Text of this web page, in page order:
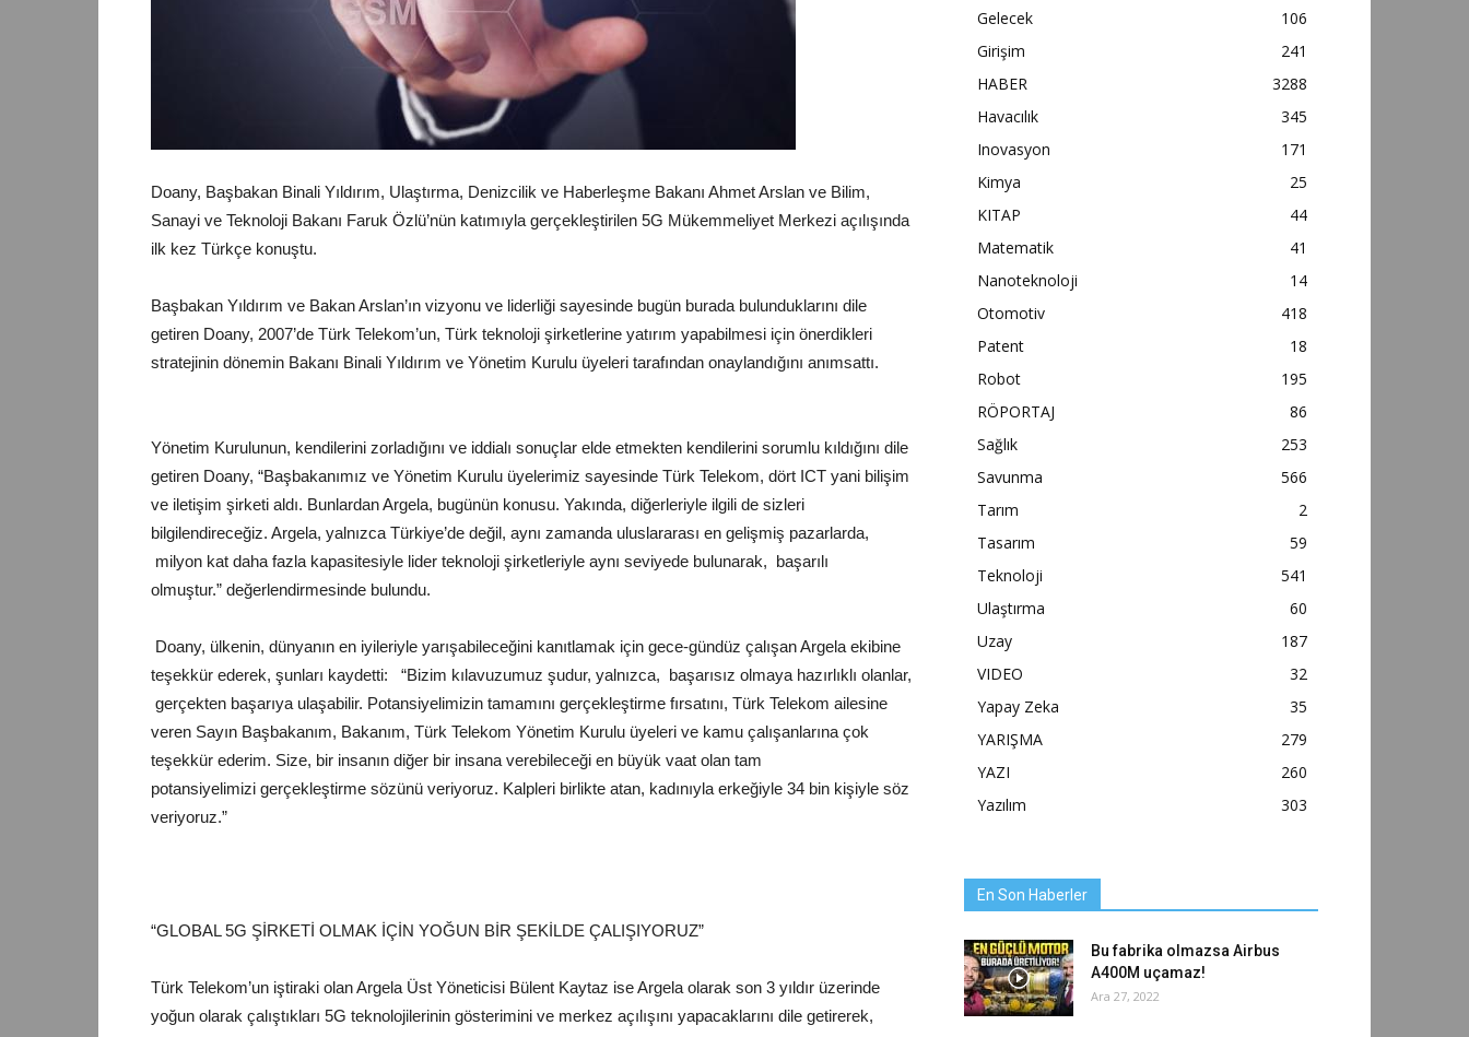
Doany, Başbakan Binali Yıldırım, Ulaştırma, Denizcilik ve Haberleşme Bakanı Ahmet Arslan ve Bilim,
Sanayi ve Teknoloji Bakanı Faruk Özlü’nün katımıyla gerçekleştirilen 5G Mükemmeliyet Merkezi açılışında
ilk kez Türkçe konuştu.
Başbakan Yıldırım ve Bakan Arslan’ın vizyonu ve liderliği sayesinde bugün burada bulunduklarını dile
getiren Doany, 2007’de Türk Telekom’un, Türk teknoloji şirketlerine yatırım yapabilmesi için önerdikleri
stratejinin dönemin Bakanı Binali Yıldırım ve Yönetim Kurulu üyeleri tarafından onaylandığını anımsattı.
Yönetim Kurulunun, kendilerini zorladığını ve iddialı sonuçlar elde etmekten kendilerini sorumlu kıldığını dile
getiren Doany, “Başbakanımız ve Yönetim Kurulu üyelerimiz sayesinde Türk Telekom, dört ICT yani bilişim
ve iletişim şirketi aldı. Bunlardan Argela, bugünün konusu. Yakında, diğerleriyle ilgili de sizleri
bilgilendireceğiz. Argela, yalnızca Türkiye’de değil, aynı zamanda uluslararası en gelişmiş pazarlarda,
milyon kat daha fazla kapasitesiyle lider teknoloji şirketleriyle aynı seviyede bulunarak, başarılı
olmuştur.” değerlendirmesinde bulundu.
Doany, ülkenin, dünyanın en iyileriyle yarışabileceğini kanıtlamak için gece-gündüz çalışan Argela ekibine
teşekkür ederek, şunları kaydetti: “Bizim kılavuzumuz şudur, yalnızca, başarısız olmaya hazırlıklı olanlar,
gerçekten başarıya ulaşabilir. Potansiyelimizin tamamını gerçekleştirme fırsatını, Türk Telekom ailesine
veren Sayın Başbakanım, Bakanım, Türk Telekom Yönetim Kurulu üyeleri ve kamu çalışanlarına çok
teşekkür ederim. Size, bir insanın diğer bir insana verebileceği en büyük vaat olan tam
potansiyelimizi gerçekleştirme sözünü veriyoruz. Kalpleri birlikte atan, kadınıyla erkeğiyle 34 bin kişiyle söz
veriyoruz.”
“GLOBAL 5G ŞİRKETİ OLMAK İÇİN YOĞUN BİR ŞEKİLDE ÇALIŞIYORUZ”
Türk Telekom’un iştiraki olan Argela Üst Yöneticisi Bülent Kaytaz ise Argela olarak son 3 yıldır üzerinde
yoğun olarak çalıştıkları 5G teknolojilerinin gösterimini ve merkez açılışını yapacaklarını dile getirerek,
Gelecek
106
Girişim
241
HABER
3288
Havacılık
345
Inovasyon
171
Kimya
25
KITAP
44
Matematik
41
Nanoteknoloji
14
Otomotiv
418
Patent
18
Robot
195
RÖPORTAJ
86
Sağlık
253
Savunma
566
Tarım
2
Tasarım
59
Teknoloji
541
Ulaştırma
60
Uzay
187
VIDEO
32
Yapay Zeka
35
YARIŞMA
279
YAZI
260
Yazılım
303
En Son Haberler
Bu fabrika olmazsa Airbus
A400M uçamaz!
Ara 27, 2022